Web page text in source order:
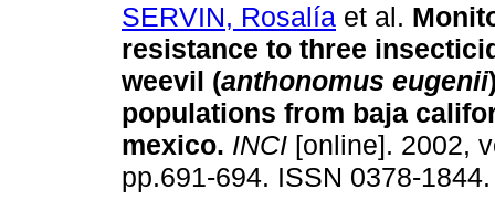
SERVIN, Rosalía et al.
resistance to three
weevil (anthonomus eugenii
populations from baja
mexico. INCI [online]. 2002,
pp.691-694. ISSN 0378-1844.